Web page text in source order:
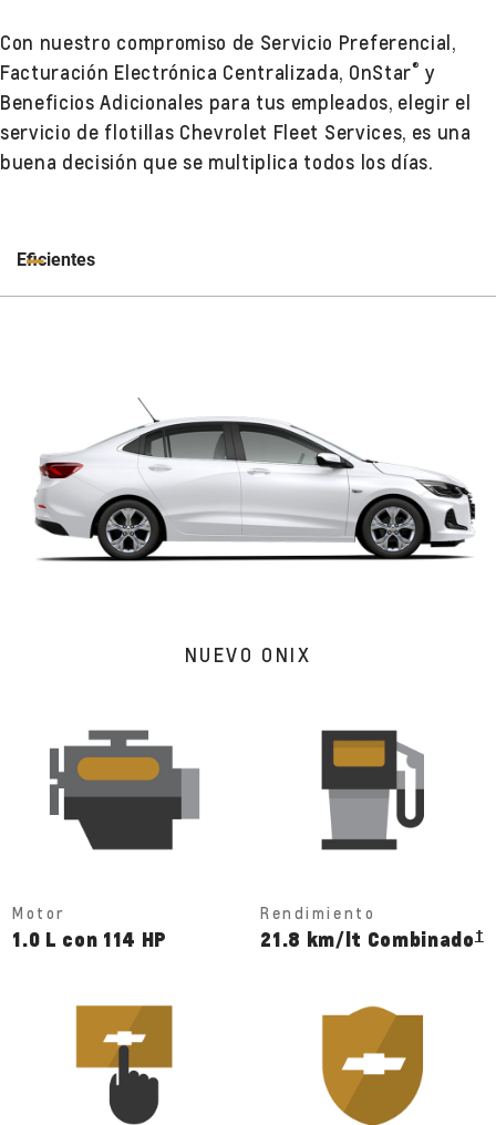
Con nuestro compromiso de Servicio Preferencial,
Facturación Electrónica Centralizada, OnStar® y
Beneficios Adicionales para tus empleados, elegir el
servicio de flotillas Chevrolet Fleet Services, es una
buena decisión que se multiplica todos los días.
Eficientes
NUEVO ONIX
Motor
1.0 L con 114 HP
Rendimiento
21.8 km/lt Combinado†